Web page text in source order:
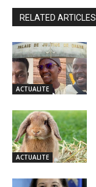
RELATED ARTICLES
ACTUALITE
ACTUALITE